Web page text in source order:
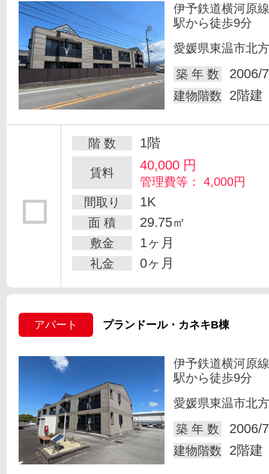
伊予鉄道横河原
駅から徒歩9分
愛媛県東温市北方
築 年 数
2006/
建物階数 2階建
階 数 1階
賃料 40,000 円
管理費等： 4,000円
間取り
1K
面 積 29.75㎡
敷金 1ヶ月
礼金 0ヶ月
アパート プランドール・カネキB棟
伊予鉄道横河原
駅から徒歩9分
愛媛県東温市北方
築 年 数
2006/
建物階数 2階建